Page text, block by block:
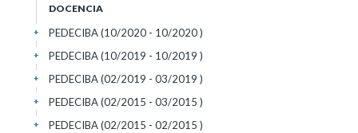
DOCENCIA
PEDECIBA (10/2020 - 10/2020 )
+
PEDECIBA (10/2019 - 10/2019 )
+
PEDECIBA (02/2019 - 03/2019 )
+
PEDECIBA (02/2015 - 03/2015 )
+
PEDECIBA (02/2015 - 02/2015 )
+